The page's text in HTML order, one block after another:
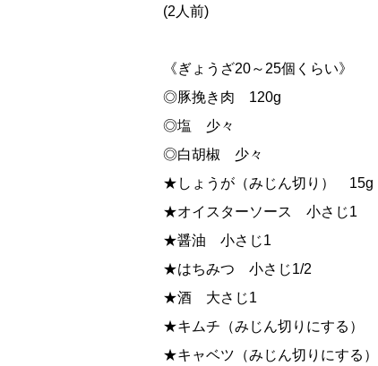
(2人前)
《ぎょうざ20～25個くらい》
◎豚挽き肉 120g
◎塩 少々
◎白胡椒 少々
★しょうが（みじん切り） 15g
★オイスターソース 小さじ1
★醤油 小さじ1
★はちみつ 小さじ1/2
★酒 大さじ1
★キムチ（みじん切りにする）
★キャベツ（みじん切りにする